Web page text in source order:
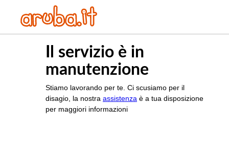
Il servizio è in
manutenzione
Stiamo lavorando per te. Ci scusiamo per il
disagio, la nostra assistenza è a tua disposizione
per maggiori informazioni